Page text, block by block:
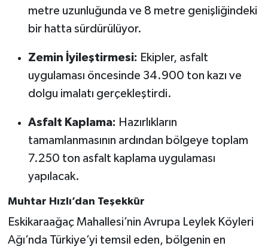
metre uzunluğunda ve 8 metre genişliğindeki
bir hatta sürdürülüyor.
Zemin İyileştirmesi: Ekipler, asfalt
uygulaması öncesinde 34.900 ton kazı ve
dolgu imalatı gerçekleştirdi.
Asfalt Kaplama: Hazırlıkların
tamamlanmasının ardından bölgeye toplam
7.250 ton asfalt kaplama uygulaması
yapılacak.
Muhtar Hızlı’dan Teşekkür
Eskikaraağaç Mahallesi’nin Avrupa Leylek Köyleri
Ağı’nda Türkiye’yi temsil eden, bölgenin en